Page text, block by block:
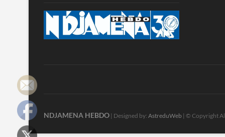
NDJAMENA HEBDO | Designed by: AstreduWeb | © Copyright